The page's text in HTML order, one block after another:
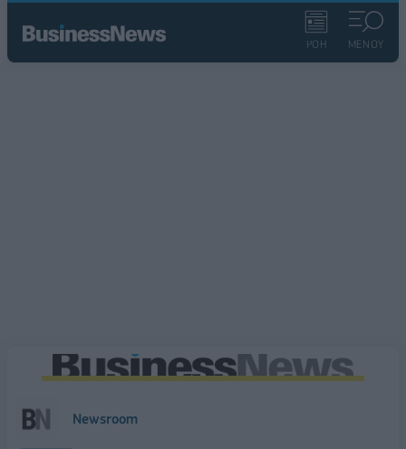
ΡΟΗ ΜΕΝΟΥ
Newsroom